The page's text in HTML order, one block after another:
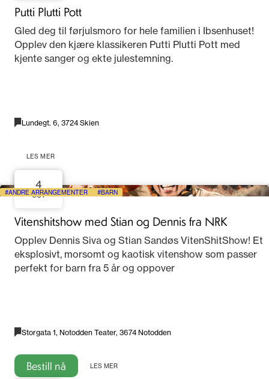
Putti Plutti Pott
Gled deg til førjulsmoro for hele familien i Ibsenhuset!
Opplev den kjære klassikeren Putti Plutti Pott med
kjente sanger og ekte julestemning.
Lundegt. 6, 3724 Skien
LES MER
ANDRE ARRANGEMENTER BARN
4
OCT
Vitenshitshow med Stian og Dennis fra NRK
Opplev Dennis Siva og Stian Sandøs VitenShitShow! Et
eksplosivt, morsomt og kaotisk vitenshow som passer
perfekt for barn fra 5 år og oppover
Storgata 1, Notodden Teater, 3674 Notodden
Bestill nå LES MER